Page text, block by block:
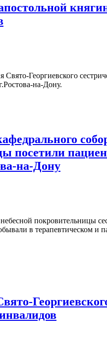
Свято-Георгиевского
на-Дону.
посетили
на-Дону
покровительницы
в терапевтическом и